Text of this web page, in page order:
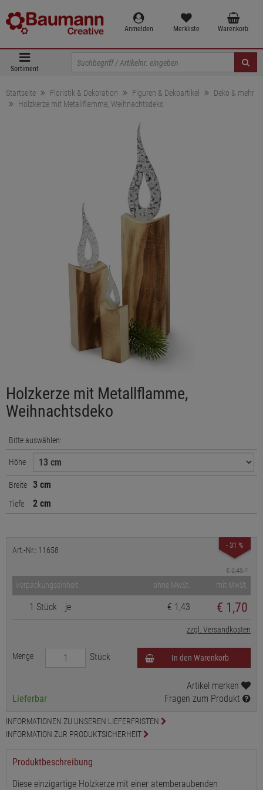
Anmelden Merkliste Warenkorb
Sortiment
Startseite Floristik & Dekoration Figuren & Dekoartikel
Deko & mehr
Holzkerze mit Metallflamme, Weihnachtsdeko
Holzkerze mit Metallflamme,
Weihnachtsdeko
Bitte auswählen:
Höhe
Breite 3 cm
Tiefe 2 cm
- 31 %
Art.-Nr.: 11658
€ 2,45*
Verpackungseinheit ohne MwSt. mit MwSt.
1 Stück je € 1,43 € 1,70
zzgl. Versandkosten
Menge Stück In den Warenkorb
Lieferbar
Artikel merken
Fragen zum Produkt
INFORMATIONEN ZU UNSEREN LIEFERFRISTEN
INFORMATION ZUR PRODUKTSICHERHEIT
Produktbeschreibung
Diese einzigartige Holzkerze mit einer atemberaubenden